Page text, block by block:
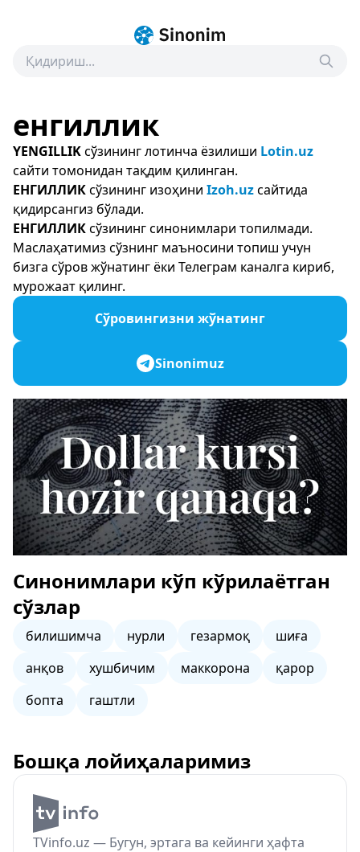
енгиллик
YENGILLIKсўзининг лотинча ёзилиши Lotin.uz
сайти томонидан тақдим қилинган.
ЕНГИЛЛИКсўзининг изоҳини Izoh.uzсайтида
қидирсангиз бўлади.
ЕНГИЛЛИКсўзининг синонимлари топилмади.
Маслаҳатимиз сўзнинг маъносини топиш учун
бизга сўров жўнатинг ёки Телеграм каналга кириб,
мурожаат қилинг.
Сўровингизни жўнатинг
Sinonimuz
Синонимлари кўп кўрилаётган
сўзлар
билишимча нурли гезармоқ
шиға
анқов
хушбичим маккорона
қарор
бопта
гаштли
Бошқа лойиҳаларимиз
TVinfo.uz — Бугун, эртага ва кейинги ҳафта